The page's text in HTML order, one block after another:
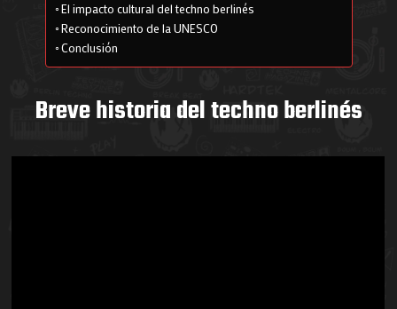
El impacto cultural del techno berlinés
Reconocimiento de la UNESCO
Conclusión
Breve historia del techno berlinés